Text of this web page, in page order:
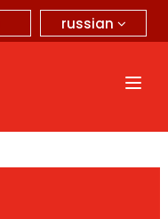
russian